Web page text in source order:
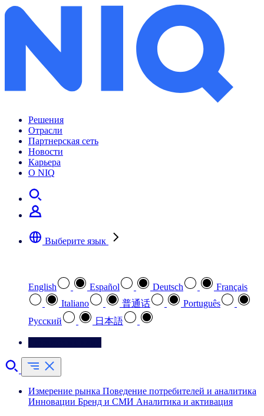
Решения
Отрасли
Партнерская сеть
Новости
Карьера
О NIQ
Выберите язык
English Español Deutsch
Français
Italiano
普通话
Português
Pусский
日本語
Измерение рынка Поведение потребителей и аналитика
Инновации Бренд и СМИ Аналитика и активация